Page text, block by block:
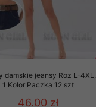
damskie jeansy Roz L-4XL,
1 Kolor Paczka 12 szt
46.00 zł